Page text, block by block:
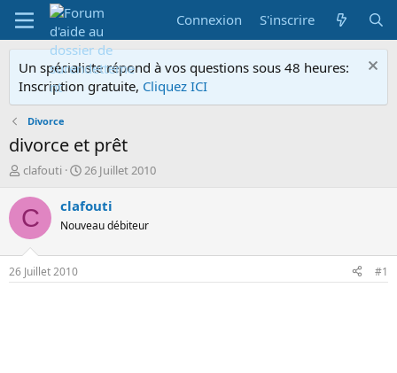
Connexion S'inscrire
Un spécialiste répond à vos questions sous 48 heures:
Inscription gratuite, Cliquez ICI
Divorce
divorce et prêt
A
t
e
r
d
e
clafouti
D
t
d
é
26 Juillet 2010
C clafouti
Nouveau débiteur
26 Juillet 2010 #1